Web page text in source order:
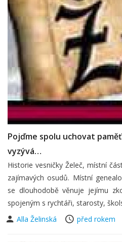
Pojďme spolu uchovat
vyzývá…
Historie vesničky Želeč, místní
zajímavých osudů. Místní
se dlouhodobě věnuje jejímu
spojeným s rychtáři, starosty,
Alla Želinská
před rokem